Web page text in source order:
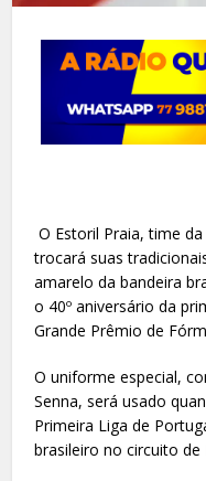
O Estoril Praia, time
trocará suas
amarelo da bandeira
o 40º aniversário da
Grande Prêmio de
O uniforme especial,
Senna, será usado
Primeira Liga de
brasileiro no circuito de